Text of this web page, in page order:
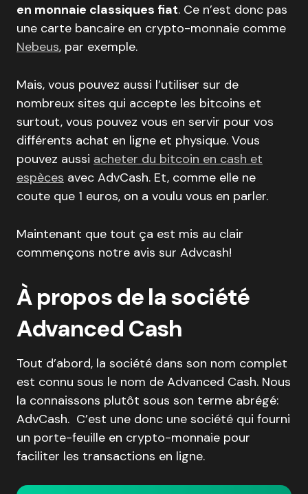
en monnaie classiques fiat. Ce n’est donc pas
une carte bancaire en crypto-monnaie comme
Nebeus, par exemple.
Mais, vous pouvez aussi l’utiliser sur de
nombreux sites qui accepte les bitcoins et
surtout, vous pouvez vous en servir pour vos
différents achat en ligne et physique. Vous
pouvez aussi acheter du bitcoin en cash et
espèces avec AdvCash. Et, comme elle ne
coute que 1 euros, on a voulu vous en parler.
Maintenant que tout ça est mis au clair
commençons notre avis sur Advcash!
À propos de la société
Advanced Cash
Tout d’abord, la société dans son nom complet
est connu sous le nom de Advanced Cash. Nous
la connaissons plutôt sous son terme abrégé:
AdvCash. C’est une donc une société qui fourni
un porte-feuille en crypto-monnaie pour
faciliter les transactions en ligne.